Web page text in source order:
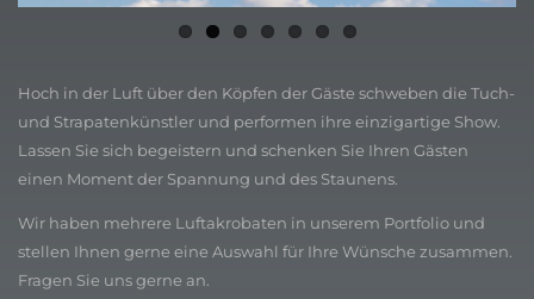
Hoch in der Luft über den Köpfen der Gäste schweben die Tuch-
und Strapatenkünstler und performen ihre einzigartige Show.
Lassen Sie sich begeistern und schenken Sie Ihren Gästen
einen Moment der Spannung und des Staunens.
Wir haben mehrere Luftakrobaten in unserem Portfolio und
stellen Ihnen gerne eine Auswahl für Ihre Wünsche zusammen.
Fragen Sie uns gerne an.